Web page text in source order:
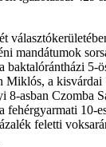
mandátumok
baktalórántházi 5-
a kisvárdai
8-asban Czomba
fehérgyarmati 10-
feletti